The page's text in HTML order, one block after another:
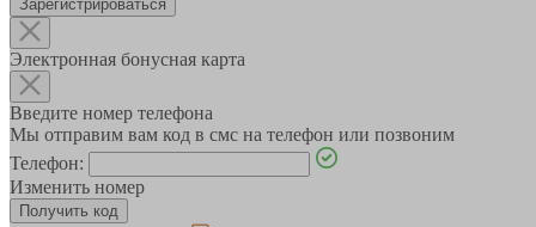
Зарегистрироваться
Электронная бонусная карта
Введите номер телефона
Мы отправим вам код в смс на телефон или позвоним
Телефон:
Изменить номер